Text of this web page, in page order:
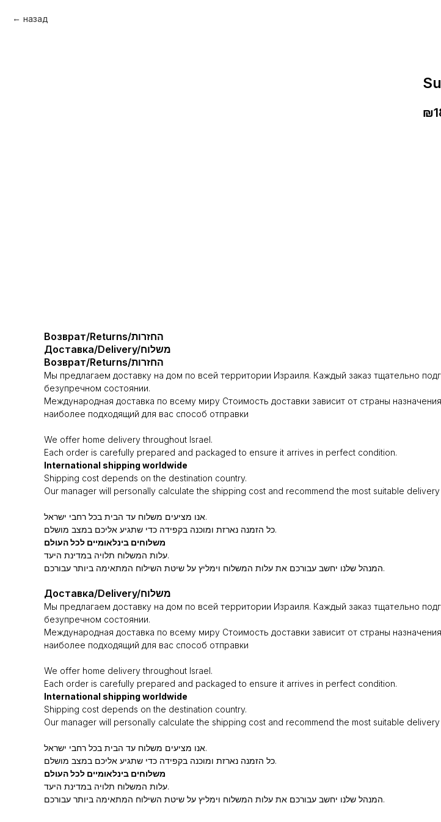
назад
₪
Возврат/Returns/החזרות
Доставка/Delivery/משלוח
Возврат/Returns/החזרות
Мы предлагаем доставку на дом по всей территории Израиля. Каждый заказ тщательно
безупречном состоянии.
Международная доставка по всему миру Стоимость доставки зависит от страны
наиболее подходящий для вас способ отправки
We offer home delivery throughout Israel.
Each order is carefully prepared and packaged to ensure it arrives in perfect condition.
International shipping worldwide
Shipping cost depends on the destination country.
Our manager will personally calculate the shipping cost and recommend the most suitable
אנו מציעים משלוח עד הבית בכל רחבי ישראל.
כל הזמנה נארזת ומוכנה בקפידה כדי שתגיע אליכם במצב מושלם.
משלוחים בינלאומיים לכל העולם
עלות המשלוח תלויה במדינת היעד.
המנהל שלנו יחשב עבורכם את עלות המשלוח וימליץ על שיטת השילוח המתאימה ביותר עבורכם.
Доставка/Delivery/משלוח
Мы предлагаем доставку на дом по всей территории Израиля. Каждый заказ тщательно
безупречном состоянии.
Международная доставка по всему миру Стоимость доставки зависит от страны
наиболее подходящий для вас способ отправки
We offer home delivery throughout Israel.
Each order is carefully prepared and packaged to ensure it arrives in perfect condition.
International shipping worldwide
Shipping cost depends on the destination country.
Our manager will personally calculate the shipping cost and recommend the most suitable
אנו מציעים משלוח עד הבית בכל רחבי ישראל.
כל הזמנה נארזת ומוכנה בקפידה כדי שתגיע אליכם במצב מושלם.
משלוחים בינלאומיים לכל העולם
עלות המשלוח תלויה במדינת היעד.
המנהל שלנו יחשב עבורכם את עלות המשלוח וימליץ על שיטת השילוח המתאימה ביותר עבורכם.